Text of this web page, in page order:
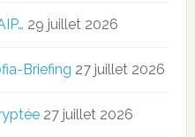
29 juillet 2026
Briefing 27 juillet 2026
27 juillet 2026